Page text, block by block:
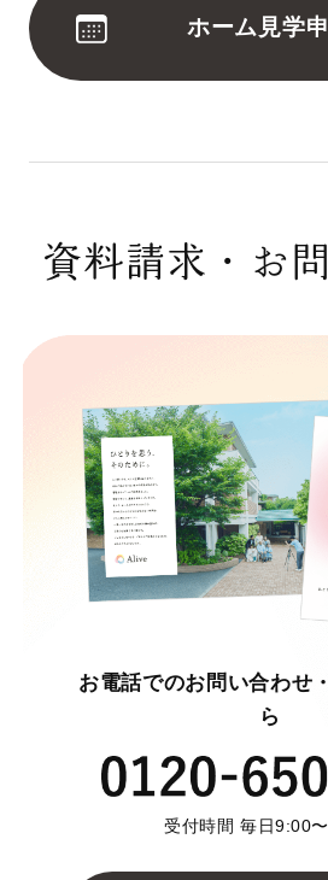
ホーム見学
資料請求・お
お電話でのお問い合わせ
ら
受付時間 毎日9:00